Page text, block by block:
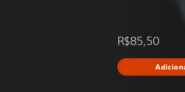
R$85,50